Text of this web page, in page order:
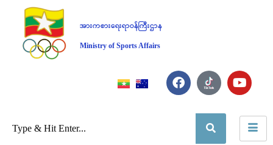
အားကစားရေးရာဝန်ကြီးဌာန
Ministry of Sports Affairs